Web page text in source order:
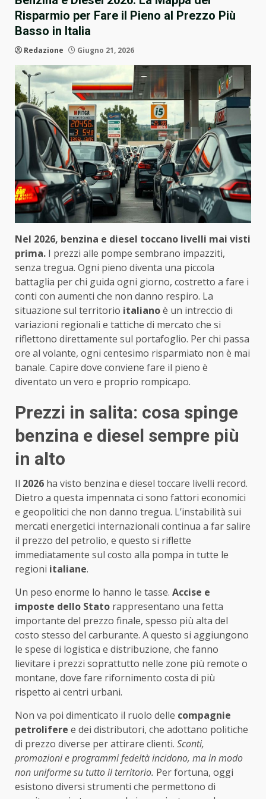
Risparmio per Fare il Pieno al Prezzo Più
Basso in Italia
Redazione Giugno 21, 2026
Nel 2026, benzina e diesel toccano livelli mai visti
prima. I prezzi alle pompe sembrano impazziti,
senza tregua. Ogni pieno diventa una piccola
battaglia per chi guida ogni giorno, costretto a fare i
conti con aumenti che non danno respiro. La
situazione sul territorio italianoè un intreccio di
variazioni regionali e tattiche di mercato che si
riflettono direttamente sul portafoglio. Per chi passa
ore al volante, ogni centesimo risparmiato non è mai
banale. Capire dove conviene fare il pieno è
diventato un vero e proprio rompicapo.
Prezzi in salita: cosa spinge
benzina e diesel sempre più
in alto
Il 2026 ha visto benzina e diesel toccare livelli record.
Dietro a questa impennata ci sono fattori economici
e geopolitici che non danno tregua. L’instabilità sui
mercati energetici internazionali continua a far salire
il prezzo del petrolio, e questo si riflette
immediatamente sul costo alla pompa in tutte le
regioni italiane.
Un peso enorme lo hanno le tasse. Accise e
imposte dello Stato rappresentano una fetta
importante del prezzo finale, spesso più alta del
costo stesso del carburante. A questo si aggiungono
le spese di logistica e distribuzione, che fanno
lievitare i prezzi soprattutto nelle zone più remote o
montane, dove fare rifornimento costa di più
rispetto ai centri urbani.
Non va poi dimenticato il ruolo delle compagnie
petrolifere e dei distributori, che adottano politiche
di prezzo diverse per attirare clienti. Sconti,
promozioni e programmi fedeltà incidono, ma in modo
non uniforme su tutto il territorio. Per fortuna, oggi
esistono diversi strumenti che permettono di